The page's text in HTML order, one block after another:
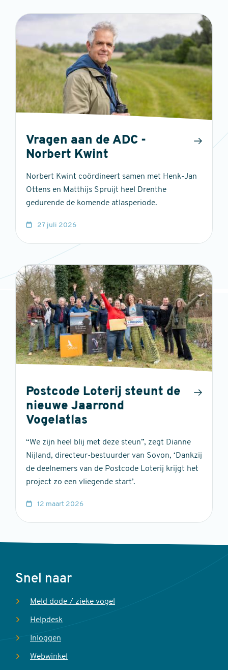
Vragen aan de ADC -
Norbert Kwint
Norbert Kwint coördineert samen met Henk-Jan
Ottens en Matthijs Spruijt heel Drenthe
gedurende de komende atlasperiode.
27 juli 2026
Postcode Loterij steunt de
nieuwe Jaarrond
Vogelatlas
“We zijn heel blij met deze steun”, zegt Dianne
Nijland, directeur-bestuurder van Sovon, ‘Dankzij
de deelnemers van de Postcode Loterij krijgt het
project zo een vliegende start’.
12 maart 2026
Voet
Snel naar
Meld dode / zieke vogel
Helpdesk
Inloggen
Webwinkel